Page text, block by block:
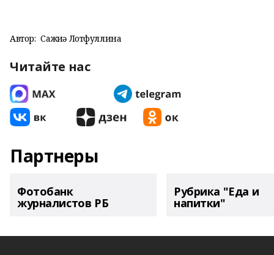
Автор: Сажиҙә Лотфуллина
Читайте нас
Партнеры
Фотобанк
журналистов РБ
Рубрика "Еда и
напитки"